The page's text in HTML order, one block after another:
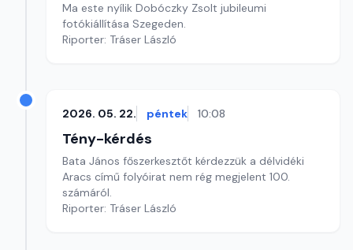
Ma este nyílik Dobóczky Zsolt jubileumi
fotókiállítása Szegeden.
Riporter: Tráser László
2026. 05. 22. péntek 10:08
Tény-kérdés
Bata János főszerkesztőt kérdezzük a délvidéki
Aracs című folyóirat nem rég megjelent 100.
számáról.
Riporter: Tráser László